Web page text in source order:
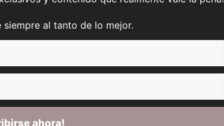
siempre al tanto de lo mejor.
ahora!